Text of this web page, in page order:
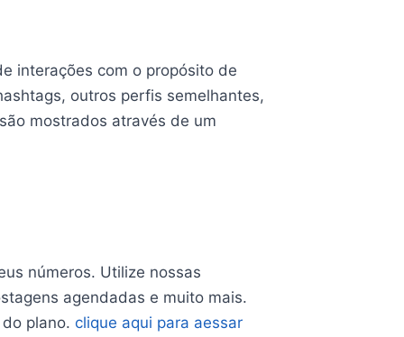
interações com o propósito de
outros perfis semelhantes,
mostrados através de um
números. Utilize nossas
agendadas e muito mais.
plano. clique aqui para aessar